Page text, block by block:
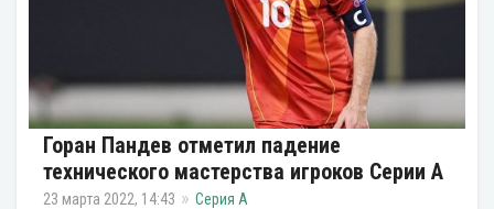
Горан Пандев отметил падение
технического мастерства игроков Серии А
23 марта 2022, 14:43 Серия А